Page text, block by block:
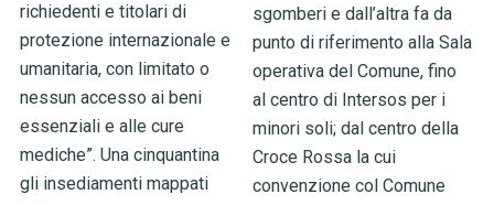
richiedenti e titolari di
protezione internazionale e
umanitaria, con limitato o
nessun accesso ai beni
essenziali e alle cure
mediche”. Una cinquantina
gli insediamenti mappati
sgomberi e dall’altra fa da
punto di riferimento alla Sala
operativa del Comune, fino
al centro di Intersos per i
minori soli; dal centro della
Croce Rossa la cui
convenzione col Comune